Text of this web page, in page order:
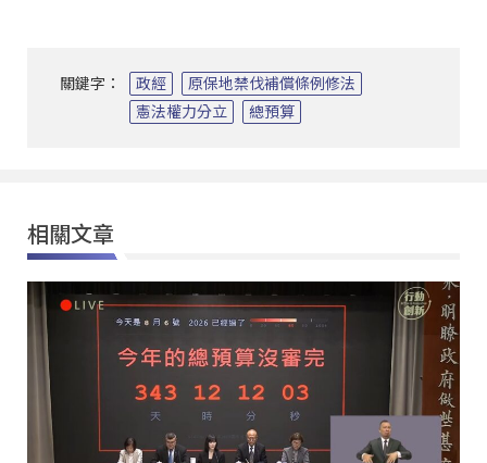
關鍵字： 政經
原保地禁伐補償條例修法
憲法權力分立
總預算
相關文章